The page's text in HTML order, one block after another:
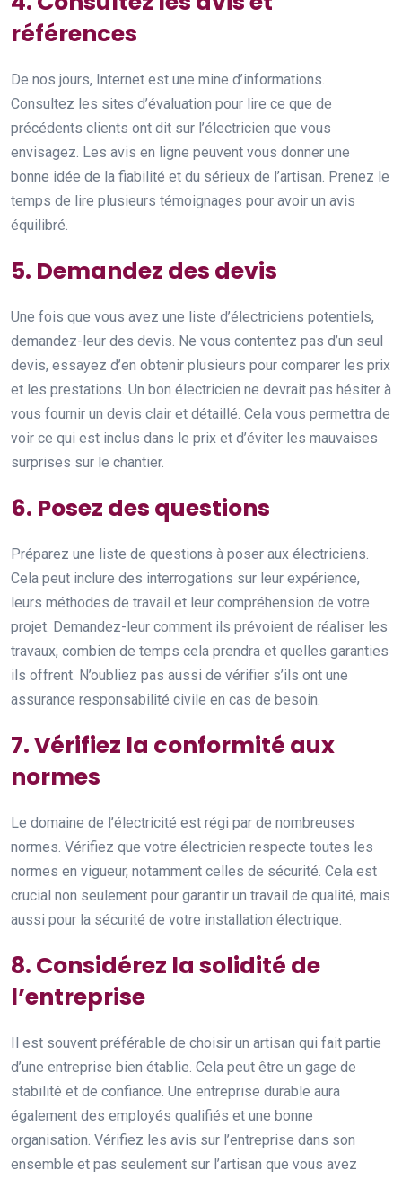
références
De nos jours, Internet est une mine d’informations.
Consultez les sites d’évaluation pour lire ce que de
précédents clients ont dit sur l’électricien que vous
envisagez. Les avis en ligne peuvent vous donner une
bonne idée de la fiabilité et du sérieux de l’artisan. Prenez le
temps de lire plusieurs témoignages pour avoir un avis
équilibré.
5. Demandez des devis
Une fois que vous avez une liste d’électriciens potentiels,
demandez-leur des devis. Ne vous contentez pas d’un seul
devis, essayez d’en obtenir plusieurs pour comparer les prix
et les prestations. Un bon électricien ne devrait pas hésiter à
vous fournir un devis clair et détaillé. Cela vous permettra de
voir ce qui est inclus dans le prix et d’éviter les mauvaises
surprises sur le chantier.
6. Posez des questions
Préparez une liste de questions à poser aux électriciens.
Cela peut inclure des interrogations sur leur expérience,
leurs méthodes de travail et leur compréhension de votre
projet. Demandez-leur comment ils prévoient de réaliser les
travaux, combien de temps cela prendra et quelles garanties
ils offrent. N’oubliez pas aussi de vérifier s’ils ont une
assurance responsabilité civile en cas de besoin.
7. Vérifiez la conformité aux
normes
Le domaine de l’électricité est régi par de nombreuses
normes. Vérifiez que votre électricien respecte toutes les
normes en vigueur, notamment celles de sécurité. Cela est
crucial non seulement pour garantir un travail de qualité, mais
aussi pour la sécurité de votre installation électrique.
8. Considérez la solidité de
l’entreprise
Il est souvent préférable de choisir un artisan qui fait partie
d’une entreprise bien établie. Cela peut être un gage de
stabilité et de confiance. Une entreprise durable aura
également des employés qualifiés et une bonne
organisation. Vérifiez les avis sur l’entreprise dans son
ensemble et pas seulement sur l’artisan que vous avez